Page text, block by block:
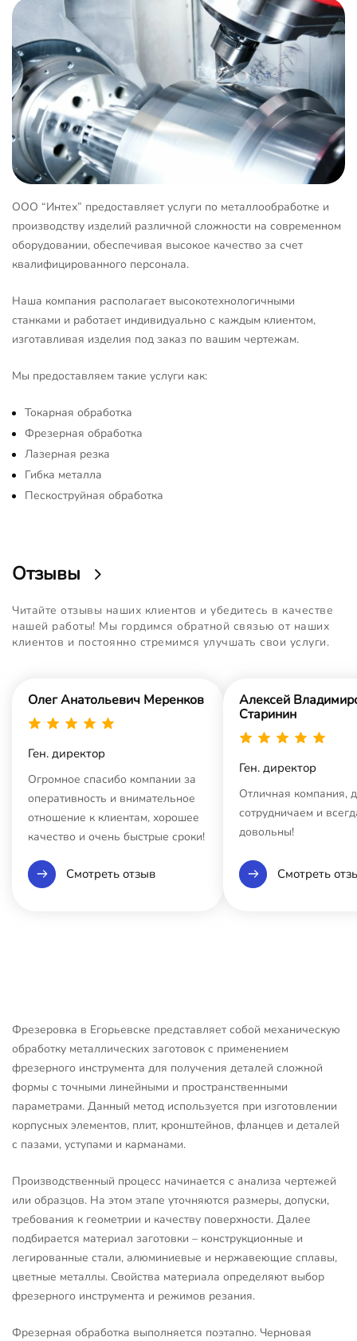
ООО “Интех” предоставляет услуги по металлообработке и
производству изделий различной сложности на современном
оборудовании, обеспечивая высокое качество за счет
квалифицированного персонала.
Наша компания располагает высокотехнологичными
станками и работает индивидуально с каждым клиентом,
изготавливая изделия под заказ по вашим чертежам.
Мы предоставляем такие услуги как:
Токарная обработка
Фрезерная обработка
Лазерная резка
Гибка металла
Пескоструйная обработка
Отзывы
Читайте отзывы наших клиентов и убедитесь в качестве
нашей работы! Мы гордимся обратной связью от наших
клиентов и постоянно стремимся улучшать свои услуги.
Олег Анатольевич Меренков
Ген. директор
Огромное спасибо компании за
оперативность и внимательное
отношение к клиентам, хорошее
качество и очень быстрые сроки!
Смотреть отзыв
Алексей
Старинин
Ген. директор
Отличная компания,
сотрудничаем и
довольны!
Смотреть
Фрезеровка в Егорьевске представляет собой механическую
обработку металлических заготовок с применением
фрезерного инструмента для получения деталей сложной
формы с точными линейными и пространственными
параметрами. Данный метод используется при изготовлении
корпусных элементов, плит, кронштейнов, фланцев и деталей
с пазами, уступами и карманами.
Производственный процесс начинается с анализа чертежей
или образцов. На этом этапе уточняются размеры, допуски,
требования к геометрии и качеству поверхности. Далее
подбирается материал заготовки – конструкционные и
легированные стали, алюминиевые и нержавеющие сплавы,
цветные металлы. Свойства материала определяют выбор
фрезерного инструмента и режимов резания.
Фрезерная обработка выполняется поэтапно. Черновая